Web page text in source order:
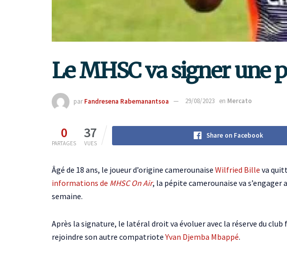
Le MHSC va signer une
par Fandresena Rabemanantsoa 29/08/2023 en Mercato
0
PARTAGES
37
VUES
Share on Facebook
Âgé de 18 ans, le joueur d’origine camerounaise Wilfried Bille va
informations de MHSC On Air, la pépite camerounaise va
semaine.
Après la signature, le latéral droit va évoluer avec la réserve du club
rejoindre son autre compatrioteYvan Djemba Mbappé.